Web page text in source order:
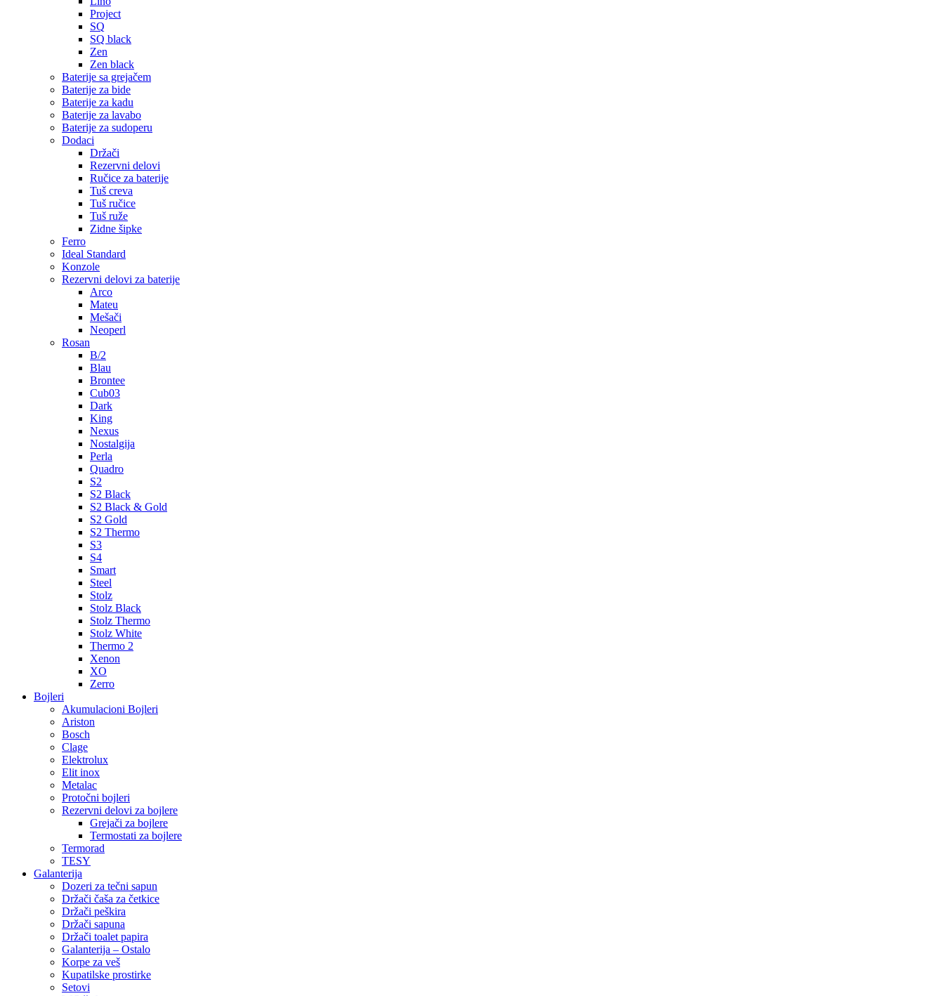
Project
SQ
SQ black
Zen
Zen black
Baterije sa grejačem
Baterije za bide
Baterije za kadu
Baterije za lavabo
Baterije za sudoperu
Dodaci
Držači
Rezervni delovi
Ručice za baterije
Tuš creva
Tuš ručice
Tuš ruže
Zidne šipke
Ferro
Ideal Standard
Konzole
Rezervni delovi za baterije
Arco
Mateu
Mešači
Neoperl
Rosan
B/2
Blau
Brontee
Cub03
Dark
King
Nexus
Nostalgija
Perla
Quadro
S2
S2 Black
S2 Black & Gold
S2 Gold
S2 Thermo
S3
S4
Smart
Steel
Stolz
Stolz Black
Stolz Thermo
Stolz White
Thermo 2
Xenon
XO
Zerro
Bojleri
Akumulacioni Bojleri
Ariston
Bosch
Clage
Elektrolux
Elit inox
Metalac
Protočni bojleri
Rezervni delovi za bojlere
Grejači za bojlere
Termostati za bojlere
Termorad
TESY
Galanterija
Dozeri za tečni sapun
Držači čaša za četkice
Držači peškira
Držači sapuna
Držači toalet papira
Galanterija – Ostalo
Korpe za veš
Kupatilske prostirke
Setovi